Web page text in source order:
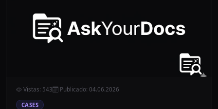
Vistas: 543 Publicado: 04.06.2026
CASES